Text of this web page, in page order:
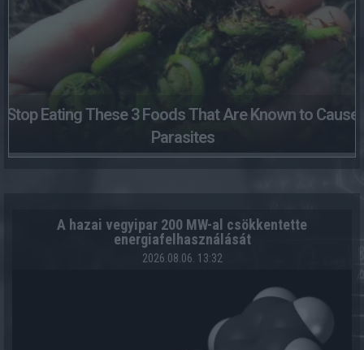
Stop Eating These 3 Foods That Are Known to Cause
Parasites
A hazai vegyipar 200 MW-al csökkentette
energiafelhasználását
2026.08.06. 13:32